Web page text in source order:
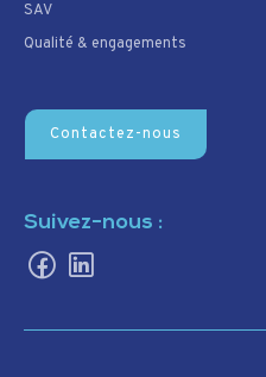
SAV
Qualité & engagements
Contactez-nous
Suivez-nous :